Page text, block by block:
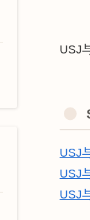
USJ
USJ
USJ
USJ